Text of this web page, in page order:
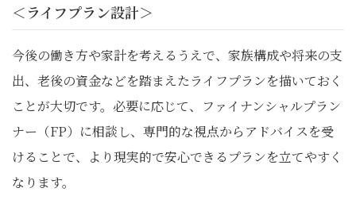
＜ライフプラン設計＞
今後の働き方や家計を考えるうえで、家族構成や将来の支
出、老後の資金などを踏まえたライフプランを描いておく
ことが大切です。必要に応じて、ファイナンシャルプラン
ナー（FP）に相談し、専門的な視点からアドバイスを受
けることで、より現実的で安心できるプランを立てやすく
なります。